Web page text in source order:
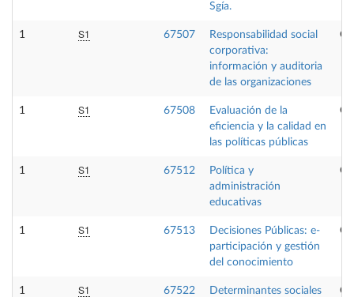
Sgía.
1 S1 67507
Responsabilidad social
corporativa:
información y auditoria
de las organizaciones
1 S1 67508
Evaluación de la
eficiencia y la calidad en
las políticas públicas
1 S1 67512
Política y
administración
educativas
1 S1 67513
Decisiones Públicas: e-
participación y gestión
del conocimiento
1 S1 67522
Determinantes sociales